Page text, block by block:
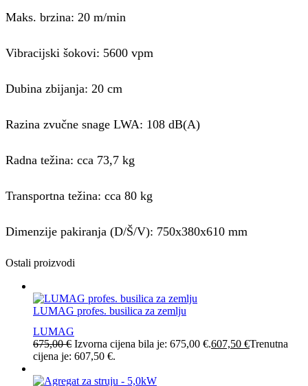
Maks. brzina: 20 m/min
Vibracijski šokovi: 5600 vpm
Dubina zbijanja: 20 cm
Razina zvučne snage LWA: 108 dB(A)
Radna težina: cca 73,7 kg
Transportna težina: cca 80 kg
Dimenzije pakiranja (D/Š/V): 750x380x610 mm
Ostali proizvodi
LUMAG profes. busilica za zemlju
LUMAG
675,00€ Izvorna cijena bila je: 675,00 €.607,50 €Trenutna
cijena je: 607,50 €.